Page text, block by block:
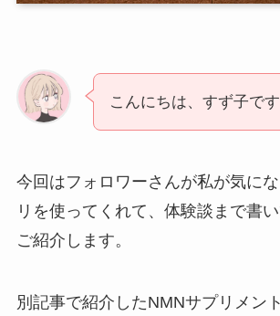
こんにちは、すず子です
今回はフォロワーさんが私が気に
リを使ってくれて、体験談まで書
ご紹介します。
別記事で紹介したNMNサプリメン